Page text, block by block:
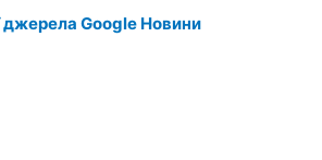
Google Новини